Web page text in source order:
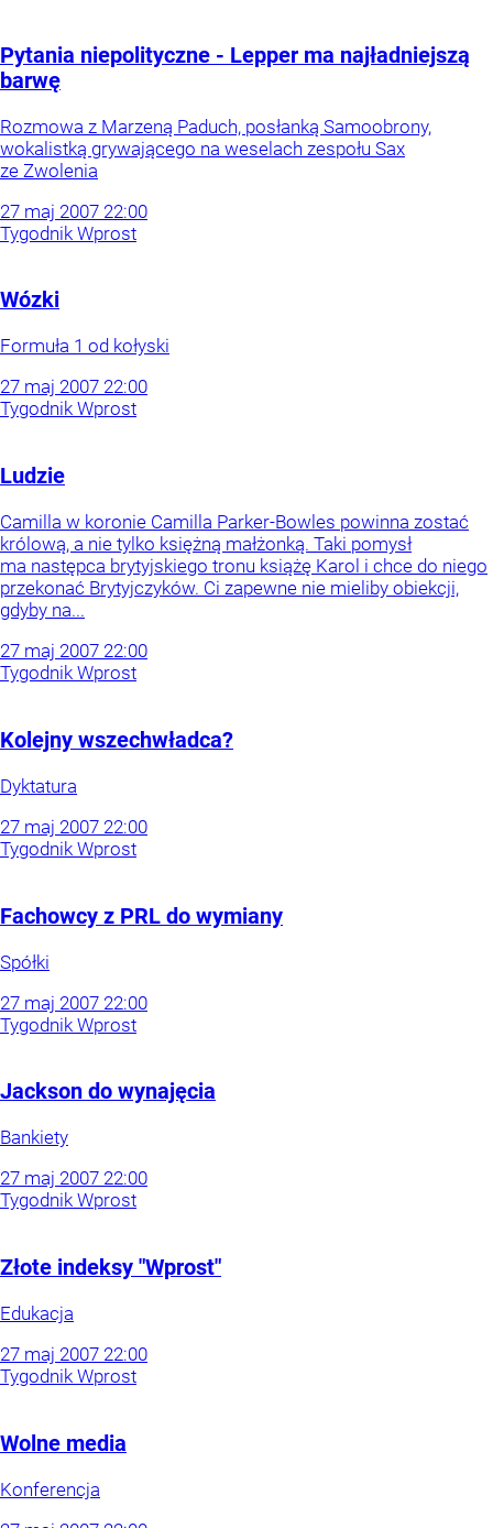
Pytania niepolityczne - Lepper ma najładniejszą
barwę
Rozmowa z Marzeną Paduch, posłanką Samoobrony,
wokalistką grywającego na weselach zespołu Sax
ze Zwolenia
27 maj 2007 22:00
Tygodnik Wprost
Wózki
Formuła 1 od kołyski
27 maj 2007 22:00
Tygodnik Wprost
Ludzie
Camilla w koronie Camilla Parker-Bowles powinna zostać
królową, a nie tylko księżną małżonką. Taki pomysł
ma następca brytyjskiego tronu książę Karol i chce do niego
przekonać Brytyjczyków. Ci zapewne nie mieliby obiekcji,
gdyby na...
27 maj 2007 22:00
Tygodnik Wprost
Kolejny wszechwładca?
Dyktatura
27 maj 2007 22:00
Tygodnik Wprost
Fachowcy z PRL do wymiany
Spółki
27 maj 2007 22:00
Tygodnik Wprost
Jackson do wynajęcia
Bankiety
27 maj 2007 22:00
Tygodnik Wprost
Złote indeksy "Wprost"
Edukacja
27 maj 2007 22:00
Tygodnik Wprost
Wolne media
Konferencja